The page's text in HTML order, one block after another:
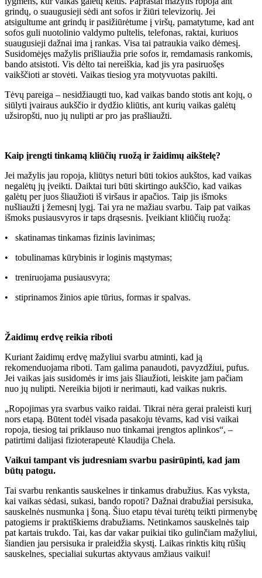
grindų, o suaugusieji sėdi ant sofos ir žiūri televizorių. Jei
atsigultume ant grindų ir pasižiūrėtume į viršų, pamatytume, kad ant
sofos guli nuotolinio valdymo pultelis, telefonas, raktai, kuriuos
suaugusieji dažnai ima į rankas. Visa tai patraukia vaiko dėmesį.
Susidomėjęs mažylis prišliaužia prie sofos ir, remdamasis rankomis,
bando atsistoti. Vis dėlto tai nereiškia, kad jis yra pasiruošęs
vaikščioti ar stovėti. Vaikas tiesiog yra motyvuotas pakilti.
Tėvų pareiga – nesidžiaugti tuo, kad vaikas bando stotis ant kojų, o
siūlyti įvairaus aukščio ir dydžio kliūtis, ant kurių vaikas galėtų
užsiropšti, nuo jų nulipti ar pro jas prašliaužti.
Kaip įrengti tinkamą kliūčių ruožą ir žaidimų aikštelę?
Jei mažylis jau ropoja, kliūtys neturi būti tokios aukštos, kad vaikas
negalėtų jų įveikti. Daiktai turi būti skirtingo aukščio, kad vaikas
galėtų per juos šliaužioti iš viršaus ir apačios. Taip jis išmoks
nušliaužti į žemesnį lygį. Tai yra ne mažiau svarbu. Taip pat vaikas
išmoks pusiausvyros ir taps drąsesnis. Įveikiant kliūčių ruožą:
• skatinamas tinkamas fizinis lavinimas;
• tobulinamas kūrybinis ir loginis mąstymas;
• treniruojama pusiausvyra;
• stiprinamos žinios apie tūrius, formas ir spalvas.
Žaidimų erdvę reikia riboti
Kuriant žaidimų erdvę mažyliui svarbu atminti, kad ją
rekomenduojama riboti. Tam galima panaudoti, pavyzdžiui, pufus.
Jei vaikas jais susidomės ir ims jais šliaužioti, leiskite jam pačiam
nuo jų nulipti. Nereikia bijoti ir nerimauti, kad vaikas nukris.
„Ropojimas yra svarbus vaiko raidai. Tikrai nėra gerai praleisti kurį
nors etapą. Būtent todėl visada pasakoju tėvams, kad visi vaikai
ropoja, tiesiog tai priklauso nuo tinkamai įrengtos aplinkos“, –
patirtimi dalijasi fizioterapeutė Klaudija Chela.
Vaikui tampant vis judresniam svarbu pasirūpinti, kad jam
būtų patogu.
Tai svarbu renkantis sauskelnes ir tinkamus drabužius. Kas vyksta,
kai vaikas sėdasi, sukasi, bando ropoti? Dažnai drabužiai persisuka,
sauskelnės nusmunka į šoną. Šiuo etapu tėvai turėtų teikti pirmenybę
patogiems ir praktiškiems drabužiams. Netinkamos sauskelnės taip
pat kartais trukdo. Tai, kas dar vakar puikiai tiko gulinčiam mažyliui,
šiandien jau persisuka ir praleidžia skystį. Laikas rinktis kitų rūšių
sauskelnes, specialiai sukurtas aktyvaus amžiaus vaikui!